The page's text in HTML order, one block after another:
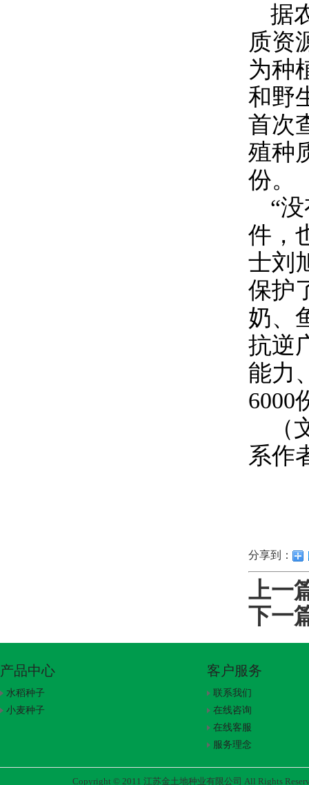
据
质资
为种
和野
首次
殖种
份。
“
件，
士刘
保护
奶、
抗逆
能力
6000
系作
分享到：
上一
下一
产品中心
水稻种子
小麦种子
客户服务
联系我们
在线咨询
在线客服
服务理念
Copyright © 2011 江苏金土地种业有限公司 All Rights